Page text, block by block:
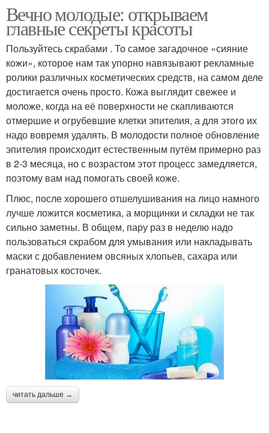
Вечно молодые: открываем
главные секреты красоты
Пользуйтесь скрабами . То самое загадочное «сияние
кожи», которое нам так упорно навязывают рекламные
ролики различных косметических средств, на самом деле
достигается очень просто. Кожа выглядит свежее и
моложе, когда на её поверхности не скапливаются
отмершие и огрубевшие клетки эпителия, а для этого их
надо вовремя удалять. В молодости полное обновление
эпителия происходит естественным путём примерно раз
в 2-3 месяца, но с возрастом этот процесс замедляется,
поэтому вам над помогать своей коже.
Плюс, после хорошего отшелушивания на лицо намного
лучше ложится косметика, а морщинки и складки не так
сильно заметны. В общем, пару раз в неделю надо
пользоваться скрабом для умывания или накладывать
маски с добавлением овсяных хлопьев, сахара или
гранатовых косточек.
читать дальше →